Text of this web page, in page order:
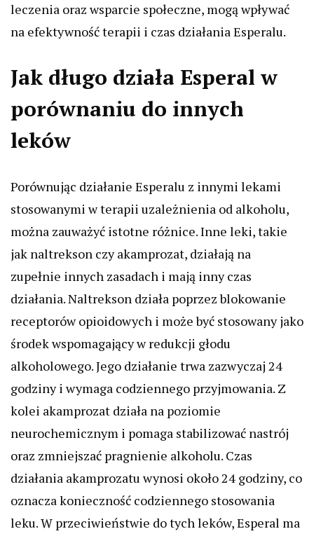
leczenia oraz wsparcie społeczne, mogą wpływać
na efektywność terapii i czas działania Esperalu.
Jak długo działa Esperal w
porównaniu do innych
leków
Porównując działanie Esperalu z innymi lekami
stosowanymi w terapii uzależnienia od alkoholu,
można zauważyć istotne różnice. Inne leki, takie
jak naltrekson czy akamprozat, działają na
zupełnie innych zasadach i mają inny czas
działania. Naltrekson działa poprzez blokowanie
receptorów opioidowych i może być stosowany jako
środek wspomagający w redukcji głodu
alkoholowego. Jego działanie trwa zazwyczaj 24
godziny i wymaga codziennego przyjmowania. Z
kolei akamprozat działa na poziomie
neurochemicznym i pomaga stabilizować nastrój
oraz zmniejszać pragnienie alkoholu. Czas
działania akamprozatu wynosi około 24 godziny, co
oznacza konieczność codziennego stosowania
leku. W przeciwieństwie do tych leków, Esperal ma